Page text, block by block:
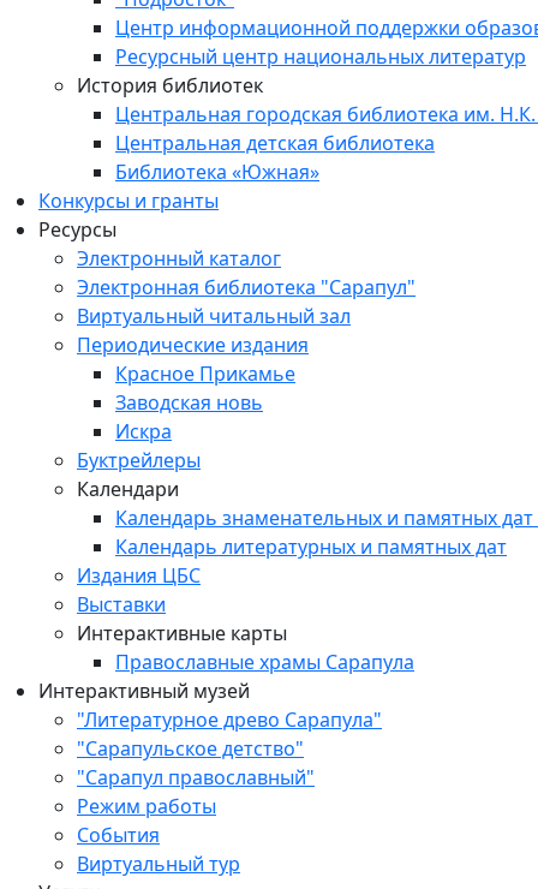
Центр информационной поддержки
Ресурсный центр национальных литератур
История библиотек
Центральная городская библиотека им.
Центральная детская библиотека
Библиотека «Южная»
Конкурсы и гранты
Ресурсы
Электронный каталог
Электронная библиотека "Сарапул"
Виртуальный читальный зал
Периодические издания
Красное Прикамье
Заводская новь
Искра
Буктрейлеры
Календари
Календарь знаменательных и памятных дат
Календарь литературных и памятных дат
Издания ЦБС
Выставки
Интерактивные карты
Православные храмы Сарапула
Интерактивный музей
"Литературное древо Сарапула"
"Сарапульское детство"
"Сарапул православный"
Режим работы
События
Виртуальный тур